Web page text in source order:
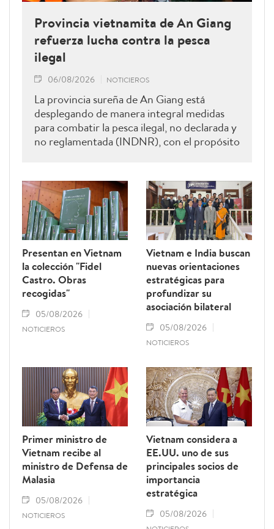
Provincia vietnamita de An Giang
refuerza lucha contra la pesca
ilegal
06/08/2026 NOTICIEROS
La provincia sureña de An Giang está
desplegando de manera integral medidas
para combatir la pesca ilegal, no declarada y
no reglamentada (INDNR), con el propósito
advertencia de la “tarjeta amarilla” impuesta
por la Comisión Europea y reforzar el
prestigio del sector pesquero vietnamita.
Presentan en Vietnam
la colección "Fidel
Castro. Obras
recogidas"
05/08/2026
NOTICIEROS
Vietnam e India buscan
nuevas orientaciones
estratégicas para
profundizar su
asociación bilateral
05/08/2026
NOTICIEROS
Primer ministro de
Vietnam recibe al
ministro de Defensa de
Malasia
05/08/2026
NOTICIEROS
Vietnam considera a
EE.UU. uno de sus
principales socios de
importancia
estratégica
05/08/2026